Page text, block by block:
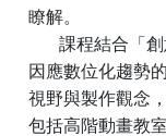
瞭解。
課程結合「創
因應數位化趨勢
視野與製作觀念
包括高階動畫教